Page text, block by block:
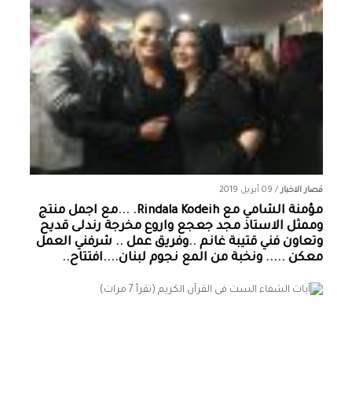
قصار الاخبار/ 09 أبريل 2019
مؤمنة الشامي‏ مع ‏‎Rindala Kodeih‎‏. ...مع اجمل منتج
وممثل الاستاذ مجد جعجع واروع مخرجة رندلى قديح
وتعاون فني قتيبة غانم ..وفريق عمل .. شرفني العمل
معكن ..... ونخبة من المع نجوم لبنان....افتتاح..